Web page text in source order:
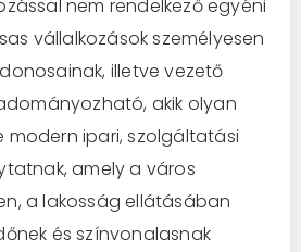
nem rendelkező egyéni
vállalkozások személyesen
illetve vezető
akik olyan
modern ipari, szolgáltatási
amely a város
a lakosság ellátásában
és színvonalasnak